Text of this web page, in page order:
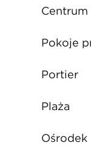
Centrum
Pokoje
Portier
Plaża
Ośrodek